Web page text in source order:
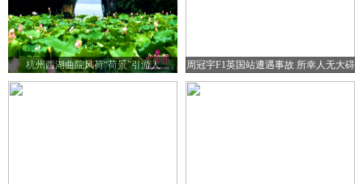
杭州西湖曲院风荷“荷景”引游人 周冠宇F1英国站遭遇事故 所幸人无大碍